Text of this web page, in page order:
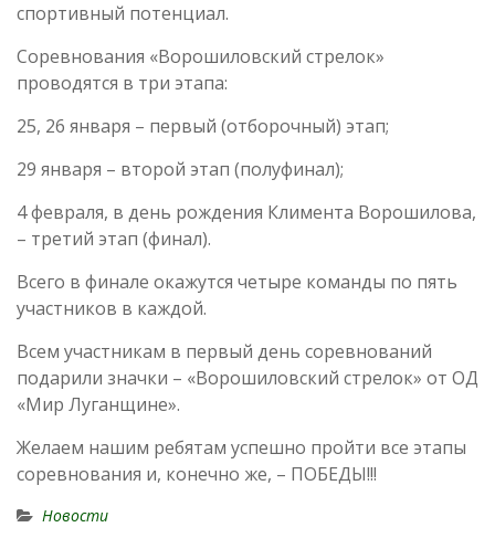
спортивный потенциал.
Соревнования «Ворошиловский стрелок»
проводятся в три этапа:
25, 26 января – первый (отборочный) этап;
29 января – второй этап (полуфинал);
4 февраля, в день рождения Климента Ворошилова,
– третий этап (финал).
Всего в финале окажутся четыре команды по пять
участников в каждой.
Всем участникам в первый день соревнований
подарили значки – «Ворошиловский стрелок» от ОД
«Мир Луганщине».
Желаем нашим ребятам успешно пройти все этапы
соревнования и, конечно же, – ПОБЕДЫ!!!
Новости